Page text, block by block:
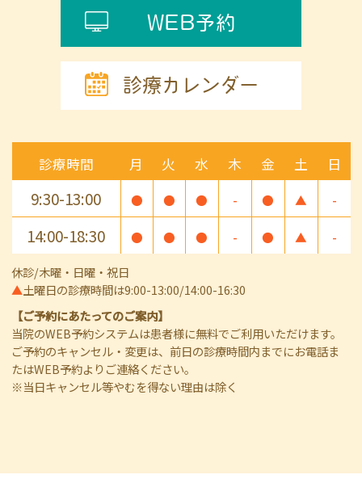
WEB予約
診療カレンダー
診療時間 月 火 水 木 金 土 日
9:30-13:00 ● ● ● - ● ▲ -
14:00-18:30 ● ● ● - ● ▲ -
休診/木曜・日曜・祝日
▲土曜日の診療時間は9:00-13:00/14:00-16:30
【ご予約にあたってのご案内】
当院のWEB予約システムは患者様に無料でご利用いただけます。
ご予約のキャンセル・変更は、前日の診療時間内までにお電話ま
たはWEB予約よりご連絡ください。
※当日キャンセル等やむを得ない理由は除く